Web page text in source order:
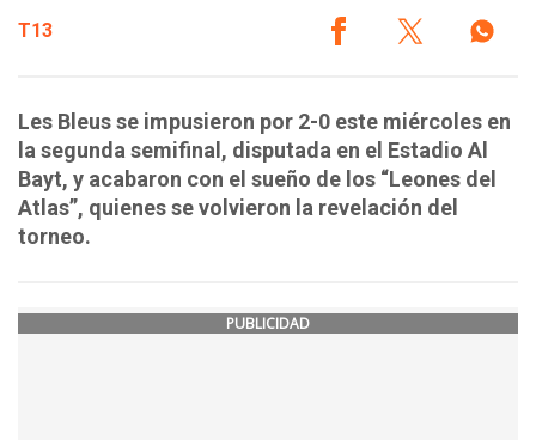
T13
Les Bleus se impusieron por 2-0 este miércoles en
la segunda semifinal, disputada en el Estadio Al
Bayt, y acabaron con el sueño de los “Leones del
Atlas”, quienes se volvieron la revelación del
torneo.
PUBLICIDAD